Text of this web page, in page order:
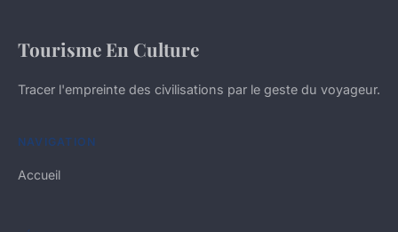
Tourisme En Culture
Tracer l'empreinte des civilisations par le geste du voyageur.
NAVIGATION
Accueil